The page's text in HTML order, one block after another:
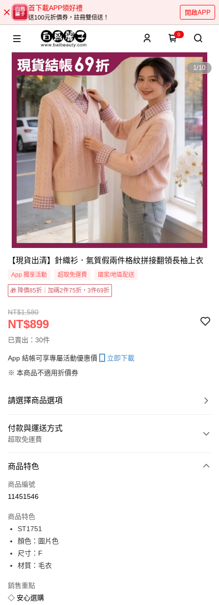
首下載APP領好禮
送100元折價券，註冊雙倍送！
開啟APP
0
1/10
【現貨出清】針織衫．氣質假兩件格紋拼接翻領長袖上衣
App 獨享活動 超取免運費 國家/地區配送
🎁 降價85折｜加碼2件75折・3件69折
NT$1,580
NT$899
已賣出：30件
App 結帳可享專屬活動優惠價
立即下載
※ 本商品不適用折價券
請選擇商品選項
付款與運送方式
超取免運費
信用卡一次付款
超商取貨付款
Apple Pay
街口支付
悠遊付
Google Pay
全盈+PAY
商品特色
商品編號
11451546
商品特色
ST1751
顏色：圖片色
尺寸：F
材質：毛衣
銷售重點
◇ 安心選購